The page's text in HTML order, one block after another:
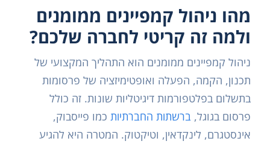
מהו ניהול קמפיינים ממומנים
ולמה זה קריטי לחברה שלכם?
ניהול קמפיינים ממומנים הוא התהליך המקצועי של
תכנון, הקמה, הפעלה ואופטימיזציה של פרסומות
בתשלום בפלטפורמות דיגיטליות שונות. זה כולל
פרסום בגוגל, ברשתות החברתיות כמו פייסבוק,
אינסטגרם, לינקדאין, וטיקטוק. המטרה היא להגיע